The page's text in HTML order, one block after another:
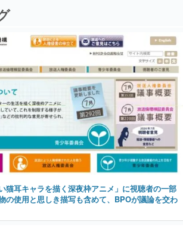
猫耳キャラを描く深夜枠アニメ」に視聴者の一部
の使用と思しき描写も含めて、BPOが議論を交わ